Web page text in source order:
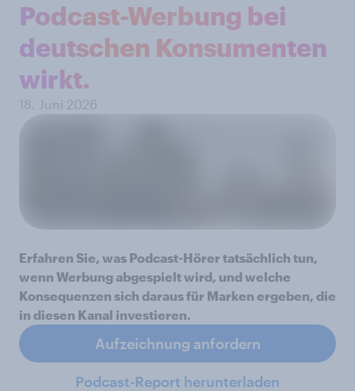
Podcast-Werbung bei
deutschen Konsumenten
wirkt.
18. Juni 2026
Erfahren Sie, was Podcast-Hörer tatsächlich tun,
wenn Werbung abgespielt wird, und welche
Konsequenzen sich daraus für Marken ergeben, die
in diesen Kanal investieren.
Aufzeichnung anfordern
Podcast-Report herunterladen